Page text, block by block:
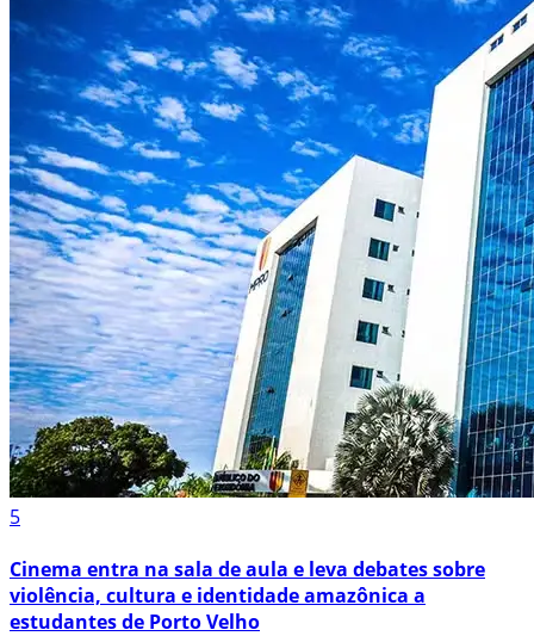
5
Cinema entra na sala de aula e leva debates sobre
violência, cultura e identidade amazônica a
estudantes de Porto Velho